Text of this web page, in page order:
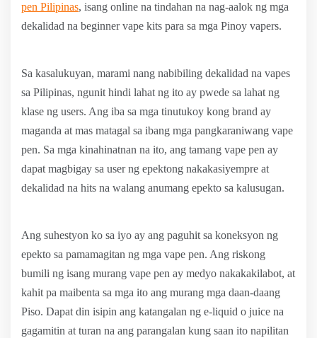
pen Pilipinas, isang online na tindahan na nag-aalok ng mga
dekalidad na beginner vape kits para sa mga Pinoy vapers.
Sa kasalukuyan, marami nang nabibiling dekalidad na vapes
sa Pilipinas, ngunit hindi lahat ng ito ay pwede sa lahat ng
klase ng users. Ang iba sa mga tinutukoy kong brand ay
maganda at mas matagal sa ibang mga pangkaraniwang vape
pen. Sa mga kinahinatnan na ito, ang tamang vape pen ay
dapat magbigay sa user ng epektong nakakasiyempre at
dekalidad na hits na walang anumang epekto sa kalusugan.
Ang suhestyon ko sa iyo ay ang paguhit sa koneksyon ng
epekto sa pamamagitan ng mga vape pen. Ang riskong
bumili ng isang murang vape pen ay medyo nakakakilabot, at
kahit pa maibenta sa mga ito ang murang mga daan-daang
Piso. Dapat din isipin ang katangalan ng e-liquid o juice na
gagamitin at turan na ang parangalan kung saan ito napilitan